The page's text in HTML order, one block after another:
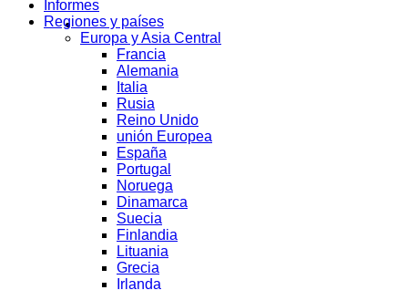
Informes
Regiones y países
Europa y Asia Central
Francia
Alemania
Italia
Rusia
Reino Unido
unión Europea
España
Portugal
Noruega
Dinamarca
Suecia
Finlandia
Lituania
Grecia
Irlanda